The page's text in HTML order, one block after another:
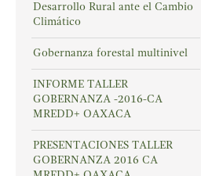
Desarrollo Rural ante el Cambio
Climático
Gobernanza forestal multinivel
INFORME TALLER
GOBERNANZA -2016-CA
MREDD+ OAXACA
PRESENTACIONES TALLER
GOBERNANZA 2016 CA